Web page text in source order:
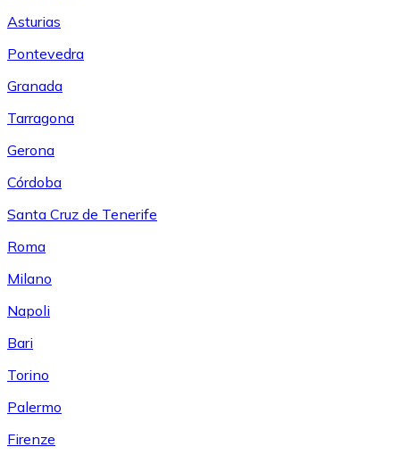
Asturias
Pontevedra
Granada
Tarragona
Gerona
Córdoba
Santa Cruz de Tenerife
Roma
Milano
Napoli
Bari
Torino
Palermo
Firenze